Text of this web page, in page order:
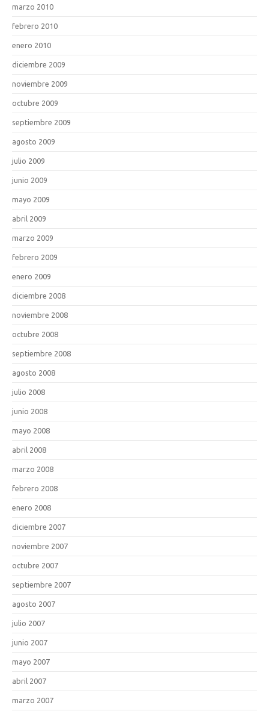
marzo 2010
febrero 2010
enero 2010
diciembre 2009
noviembre 2009
octubre 2009
septiembre 2009
agosto 2009
julio 2009
junio 2009
mayo 2009
abril 2009
marzo 2009
febrero 2009
enero 2009
diciembre 2008
noviembre 2008
octubre 2008
septiembre 2008
agosto 2008
julio 2008
junio 2008
mayo 2008
abril 2008
marzo 2008
febrero 2008
enero 2008
diciembre 2007
noviembre 2007
octubre 2007
septiembre 2007
agosto 2007
julio 2007
junio 2007
mayo 2007
abril 2007
marzo 2007